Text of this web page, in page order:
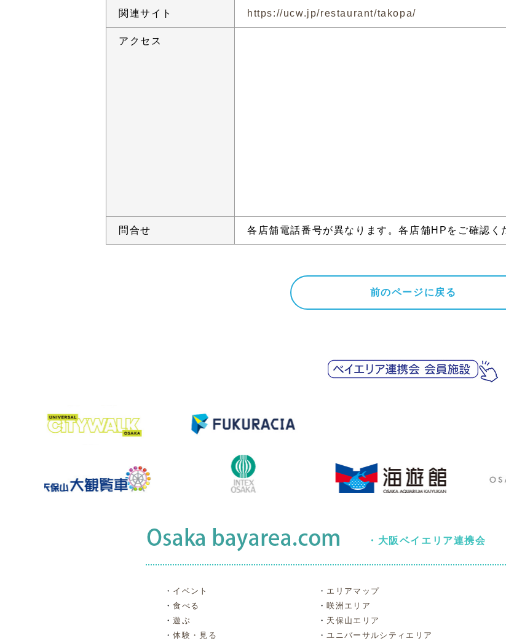
関連サイト https://ucw.jp/restaurant/takopa/
アクセス
問合せ 各店舗電話番号が異なります。各店舗HPをご確認く
前のページに戻る
・ 大阪ベイエリア連携会
・ イベント
・食べる
・遊ぶ
・体験・見る
・ エリアマップ
・咲洲エリア
・ 天保山エリア
・ ユニバーサルシティエリア